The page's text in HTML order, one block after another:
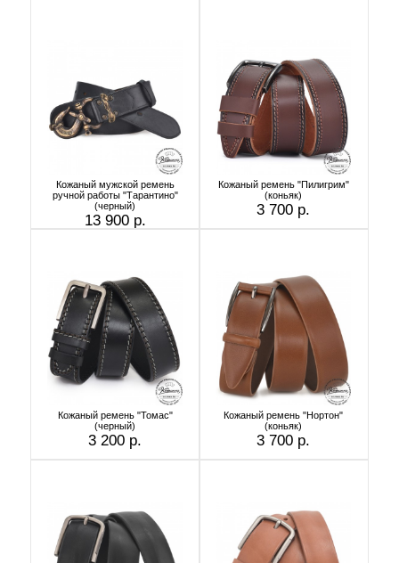
Кожаный мужской ремень
ручной работы "Тарантино"
(черный)
13 900 р.
Кожаный ремень "Пилигрим"
(коньяк)
3 700 р.
Кожаный ремень "Томас"
(черный)
3 200 р.
Кожаный ремень "Нортон"
(коньяк)
3 700 р.